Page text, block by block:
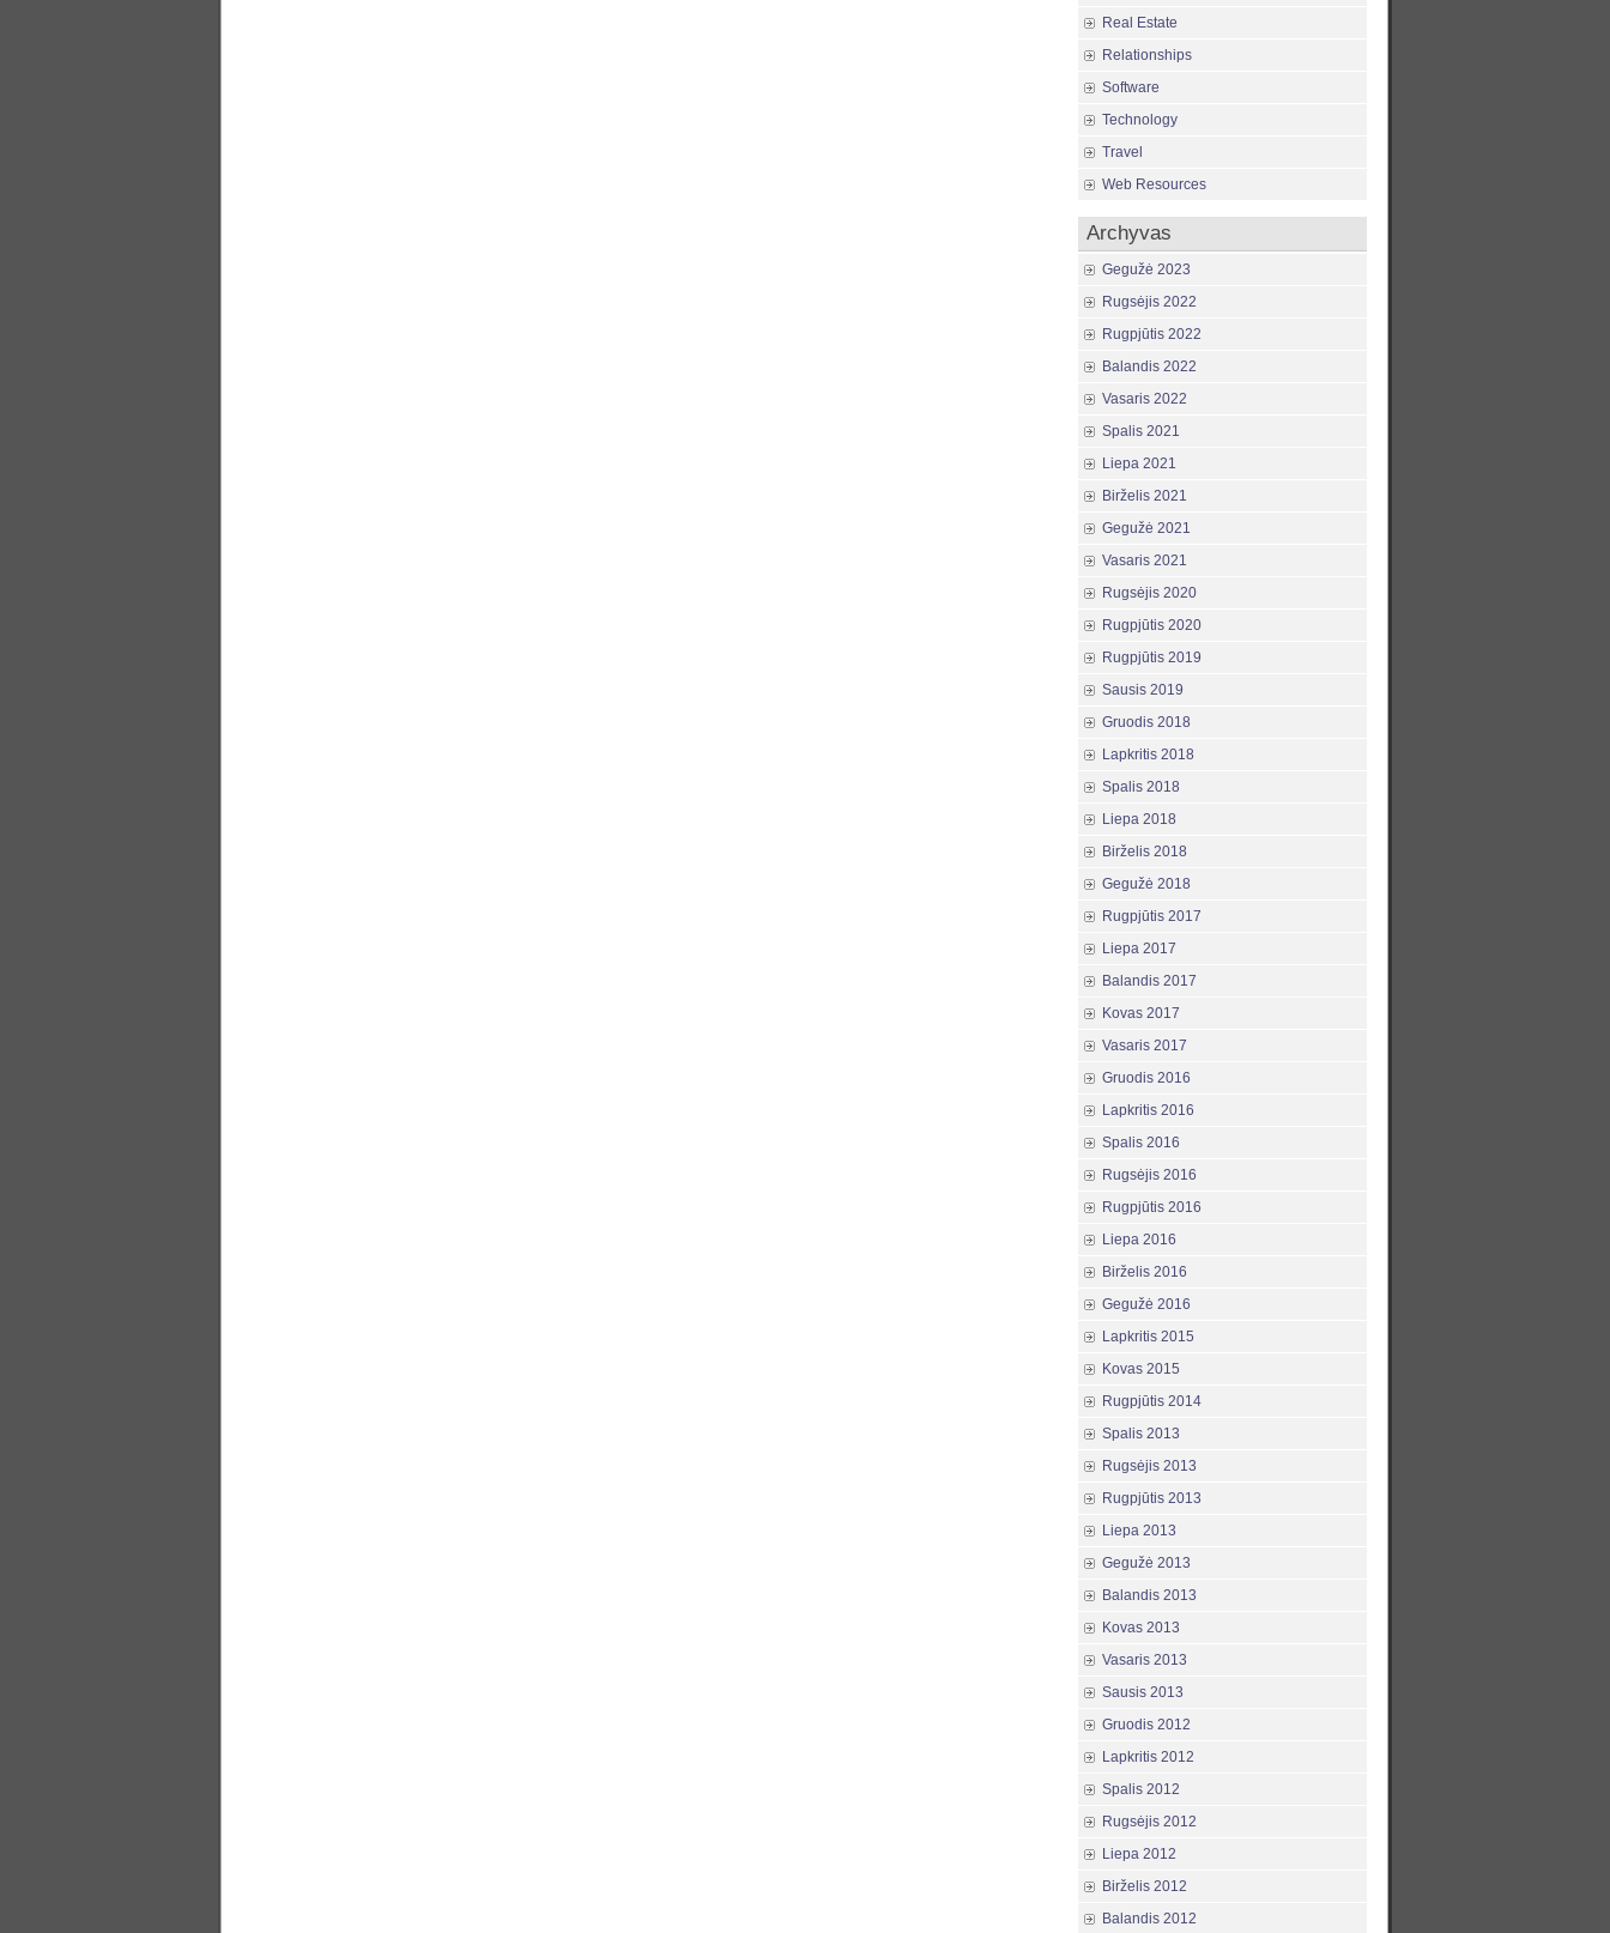
Real Estate
Relationships
Software
Technology
Travel
Web Resources
Archyvas
Gegužė 2023
Rugsėjis 2022
Rugpjūtis 2022
Balandis 2022
Vasaris 2022
Spalis 2021
Liepa 2021
Birželis 2021
Gegužė 2021
Vasaris 2021
Rugsėjis 2020
Rugpjūtis 2020
Rugpjūtis 2019
Sausis 2019
Gruodis 2018
Lapkritis 2018
Spalis 2018
Liepa 2018
Birželis 2018
Gegužė 2018
Rugpjūtis 2017
Liepa 2017
Balandis 2017
Kovas 2017
Vasaris 2017
Gruodis 2016
Lapkritis 2016
Spalis 2016
Rugsėjis 2016
Rugpjūtis 2016
Liepa 2016
Birželis 2016
Gegužė 2016
Lapkritis 2015
Kovas 2015
Rugpjūtis 2014
Spalis 2013
Rugsėjis 2013
Rugpjūtis 2013
Liepa 2013
Gegužė 2013
Balandis 2013
Kovas 2013
Vasaris 2013
Sausis 2013
Gruodis 2012
Lapkritis 2012
Spalis 2012
Rugsėjis 2012
Liepa 2012
Birželis 2012
Balandis 2012